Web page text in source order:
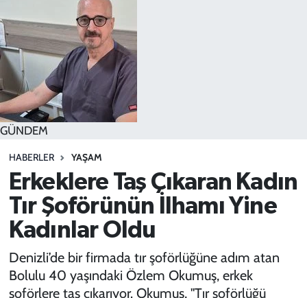
GÜNDEM
HABERLER YAŞAM
Erkeklere Taş Çıkaran Kadın
Tır Şoförünün İlhamı Yine
Kadınlar Oldu
Denizli’de bir firmada tır şoförlüğüne adım atan
Bolulu 40 yaşındaki Özlem Okumuş, erkek
şoförlere taş çıkarıyor. Okumuş, "Tır şoförlüğü
SPOR
TEKNOLOJİ
YAŞAM